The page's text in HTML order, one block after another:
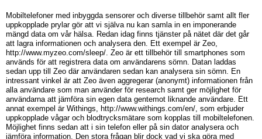
Mobiltelefoner med inbyggda sensorer och diverse tillbehör samt allt fler
uppkopplade prylar gör att vi själva nu kan samla in en imponerande
mängd data om vår hälsa. Redan idag finns tjänster på nätet där det går
att lagra informationen och analysera den. Ett exempel är Zeo,
http://www.myzeo.com/sleep/. Zeo är ett tillbehör till smartphones som
används för att registrera data om användarens sömn. Datan laddas
sedan upp till Zeo där användaren sedan kan analysera sin sömn. En
intressant vinkel är att Zeo även aggregerar (anonymt) informationen från
alla användare som man använder för research samt ger möjlighet för
användarna att jämföra sin egen data gentemot liknande användare. Ett
annat exempel är Withings, http://www.withings.com/en/, som erbjuder
uppkopplade vågar och blodtrycksmätare som kopplas till mobiltelefonen.
Möjlighet finns sedan att i sin telefon eller på sin dator analysera och
jämföra information. Den stora frågan blir dock vad vi ska göra med